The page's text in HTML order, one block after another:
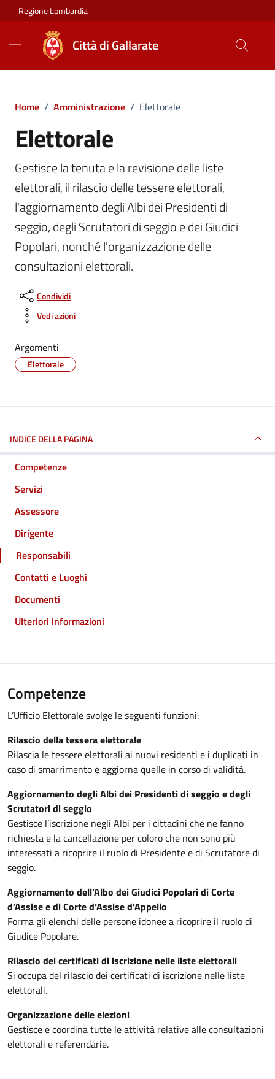
Vai ai contenuti
Vai al footer
Regione Lombardia
Città di Gallarate
Home / Amministrazione / Elettorale
Elettorale
Gestisce la tenuta e la revisione delle liste
elettorali, il rilascio delle tessere elettorali,
l'aggiornamento degli Albi dei Presidenti di
seggio, degli Scrutatori di seggio e dei Giudici
Popolari, nonché l'organizzazione delle
consultazioni elettorali.
Condividi
Vedi azioni
Argomenti
Elettorale
INDICE DELLA PAGINA
Competenze
Servizi
Assessore
Dirigente
Responsabili
Contatti e Luoghi
Documenti
Ulteriori informazioni
Competenze
L’Ufficio Elettorale svolge le seguenti funzioni:
Rilascio della tessera elettorale
Rilascia le tessere elettorali ai nuovi residenti e i duplicati in
caso di smarrimento e aggiorna quelle in corso di validità.
Aggiornamento degli Albi dei Presidentidi seggio e degli
Scrutatori di seggio
Gestisce l’iscrizione negli Albi per i cittadini che ne fanno
richiesta e la cancellazione per coloro che non sono più
interessati a ricoprire il ruolo di Presidente e di Scrutatore di
seggio.
Aggiornamento dell’Albo dei Giudici Popolari di Corte
d’Assise e di Corte d’Assise d’Appello
Forma gli elenchi delle persone idonee a ricoprire il ruolo di
Giudice Popolare.
Rilascio dei certificati di iscrizione nelle liste elettorali
Si occupa del rilascio dei certificati di iscrizione nelle liste
elettorali.
Organizzazione delle elezioni
Gestisce e coordina tutte le attività relative alle consultazioni
elettorali e referendarie.